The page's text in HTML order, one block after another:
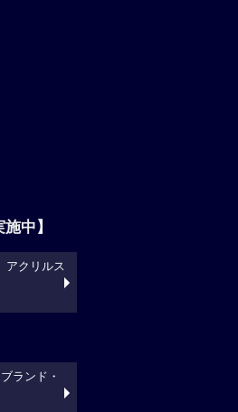
中】
アクリルス
ランド・